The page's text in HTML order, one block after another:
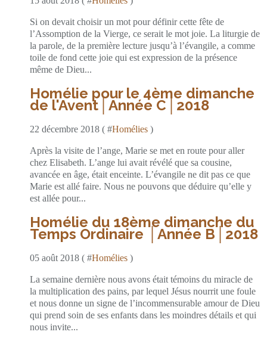
Si on devait choisir un mot pour définir cette fête de
l’Assomption de la Vierge, ce serait le mot joie. La liturgie de
la parole, de la première lecture jusqu’à l’évangile, a comme
toile de fond cette joie qui est expression de la présence
même de Dieu...
Homélie pour le 4ème dimanche
de l'Avent│Année C│2018
22 décembre 2018 ( #Homélies )
Après la visite de l’ange, Marie se met en route pour aller
chez Elisabeth. L’ange lui avait révélé que sa cousine,
avancée en âge, était enceinte. L’évangile ne dit pas ce que
Marie est allé faire. Nous ne pouvons que déduire qu’elle y
est allée pour...
Homélie du 18ème dimanche du
Temps Ordinaire │Année B│2018
05 août 2018 ( #Homélies )
La semaine dernière nous avons était témoins du miracle de
la multiplication des pains, par lequel Jésus nourrit une foule
et nous donne un signe de l’incommensurable amour de Dieu
qui prend soin de ses enfants dans les moindres détails et qui
nous invite...